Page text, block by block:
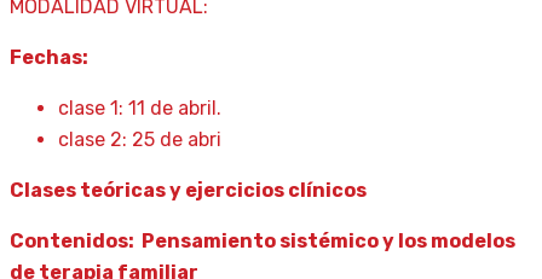
MODALIDAD VIRTUAL:
Fechas:
clase 1: 11 de abril.
clase 2: 25 de abri
Clases teóricas y ejercicios clínicos
Contenidos: Pensamiento sistémico y los modelos
de terapia familiar